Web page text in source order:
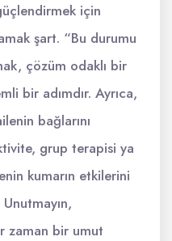
için
şart. “Bu durumu
çözüm odaklı bir
bir adımdır. Ayrıca,
bağlarını
grup terapisi ya
kumarın etkilerini
zaman bir umut